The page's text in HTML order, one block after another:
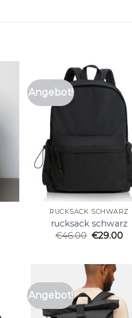
Angebot!
RUCKSACK SCHWARZ
rucksack schwarz
€46.00 €29.00
Angebot!